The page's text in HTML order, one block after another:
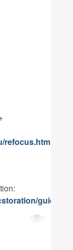
refocus.html